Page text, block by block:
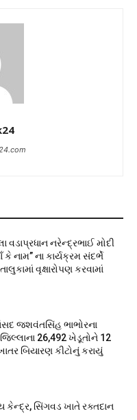
વડાપ્રધાન નરેન્દ્રભાઈ મોદી
કે નામ” ના કાર્યક્રમ સંદર્ભે
વૃક્ષારોપણ કરવામાં
જશવંતસિંહ ભાભોરના
26,492 ખેડૂતોને 12
બિયારણ કીટોનું કરાયું
કેન્દ્ર, સિંગવડ ખાતે રક્તદાન